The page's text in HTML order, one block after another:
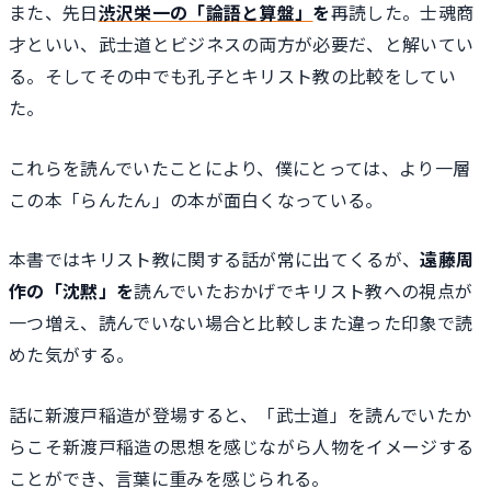
また、先日渋沢栄一の「論語と算盤」 を再読した。士魂商
才といい、武士道とビジネスの両方が必要だ、と解いてい
る。そしてその中でも孔子とキリスト教の比較をしてい
た。
これらを読んでいたことにより、僕にとっては、より一層
この本「らんたん」の本が面白くなっている。
本書ではキリスト教に関する話が常に出てくるが、遠藤周
作の「沈黙」を読んでいたおかげでキリスト教への視点が
一つ増え、読んでいない場合と比較しまた違った印象で読
めた気がする。
話に新渡戸稲造が登場すると、「武士道」を読んでいたか
らこそ新渡戸稲造の思想を感じながら人物をイメージする
ことができ、言葉に重みを感じられる。